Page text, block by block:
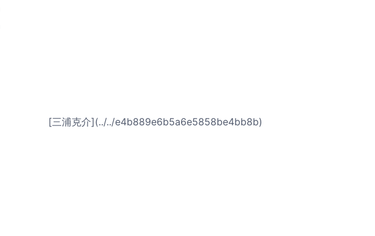
[三浦克介](../../e4b889e6b5a6e5858be4bb8b)